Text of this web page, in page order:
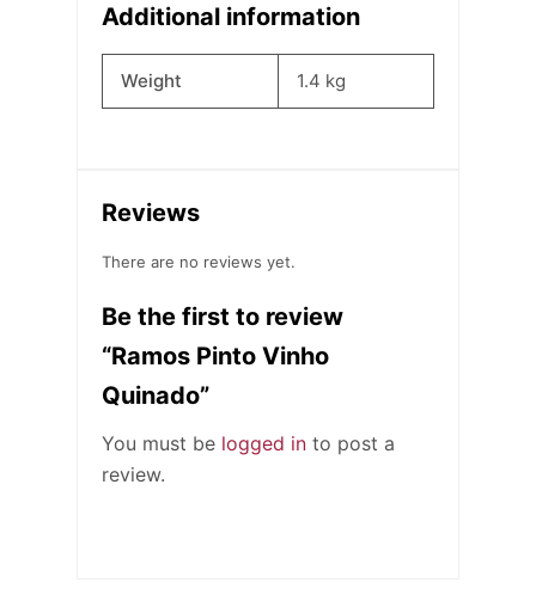
Additional information
Weight 1.4 kg
Reviews
There are no reviews yet.
Be the first to review
“Ramos Pinto Vinho
Quinado”
You must be logged in to post a
review.